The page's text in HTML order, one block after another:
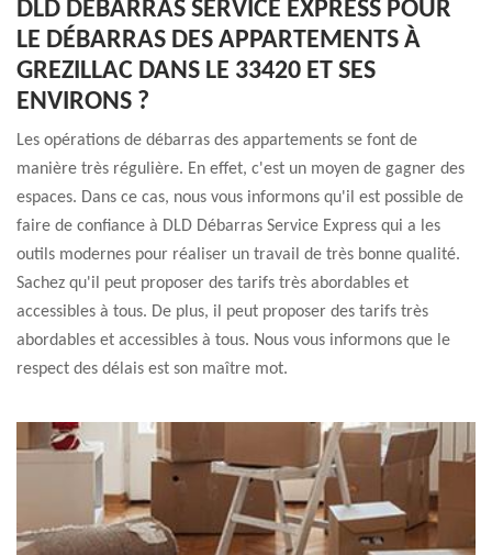
DLD DÉBARRAS SERVICE EXPRESS POUR
LE DÉBARRAS DES APPARTEMENTS À
GREZILLAC DANS LE 33420 ET SES
ENVIRONS ?
Les opérations de débarras des appartements se font de
manière très régulière. En effet, c'est un moyen de gagner des
espaces. Dans ce cas, nous vous informons qu'il est possible de
faire de confiance à DLD Débarras Service Express qui a les
outils modernes pour réaliser un travail de très bonne qualité.
Sachez qu'il peut proposer des tarifs très abordables et
accessibles à tous. De plus, il peut proposer des tarifs très
abordables et accessibles à tous. Nous vous informons que le
respect des délais est son maître mot.